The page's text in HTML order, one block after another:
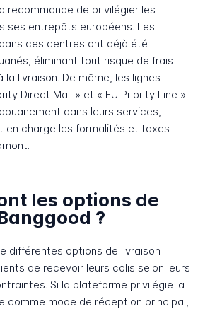
recommande de privilégier les
ses entrepôts européens. Les
ces centres ont déjà été
éliminant tout risque de frais
la livraison. De même, les lignes
Direct Mail » et « EU Priority Line »
dans leurs services,
en charge les formalités et taxes
les options de
?
différentes options de livraison
de recevoir leurs colis selon leurs
Si la plateforme privilégie la
comme mode de réception principal,